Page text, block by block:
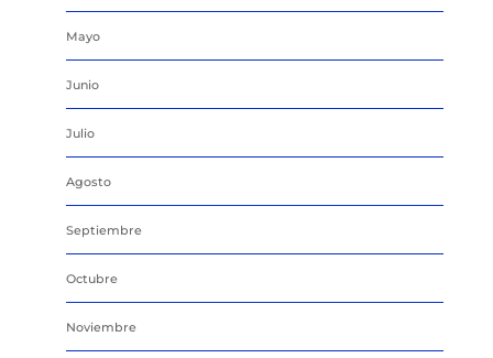
Mayo
Junio
Julio
Agosto
Septiembre
Octubre
Noviembre